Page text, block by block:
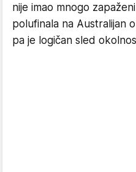
nije imao mnogo
polufinala na Australijan
pa je logičan sled